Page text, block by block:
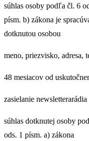
súhlas osoby podľa čl. 6
písm. b) zákona je
dotknutou osobou
meno, priezvisko, adresa,
48 mesiacov od
zasielanie newsletterarádia
súhlas dotknutej osoby
ods. 1 písm. a) zákona